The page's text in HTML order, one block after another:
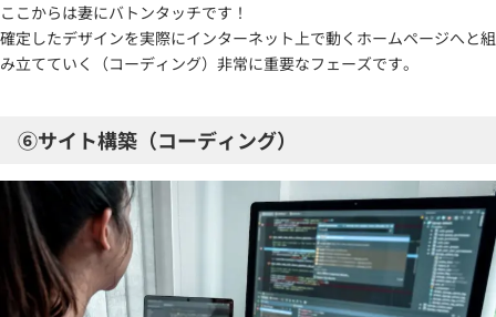
ここからは妻にバトンタッチです！
確定したデザインを実際にインターネット上で動くホームページへと組
み立てていく（コーディング）非常に重要なフェーズです。
⑥サイト構築（コーディング）